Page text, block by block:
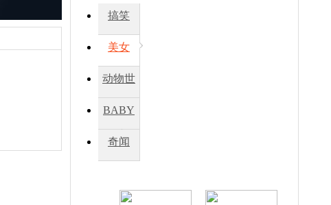
因
搞笑
美女
动物世
BABY
秀
奇闻